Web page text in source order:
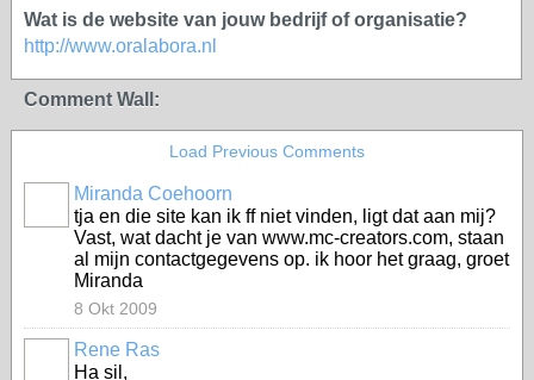
Wat is de website van jouw bedrijf of organisatie?
http://www.oralabora.nl
Comment Wall:
Load Previous Comments
Miranda Coehoorn
tja en die site kan ik ff niet vinden, ligt dat aan mij?
Vast, wat dacht je van www.mc-creators.com, staan
al mijn contactgegevens op. ik hoor het graag, groet
Miranda
8 Okt 2009
Rene Ras
Ha sil,